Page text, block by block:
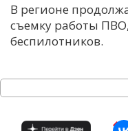
В регионе
съемку работы
беспилотников.